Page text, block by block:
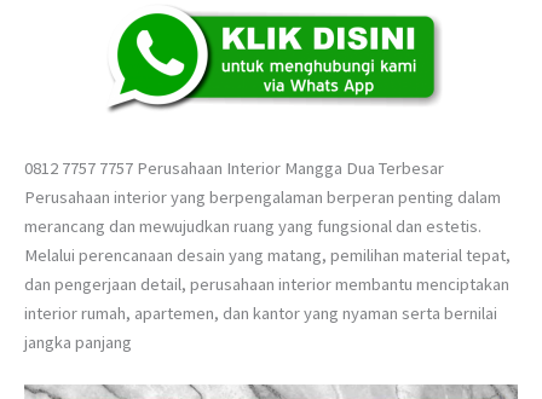
0812 7757 7757 Perusahaan Interior Mangga Dua Terbesar
Perusahaan interior yang berpengalaman berperan penting dalam
merancang dan mewujudkan ruang yang fungsional dan estetis.
Melalui perencanaan desain yang matang, pemilihan material tepat,
dan pengerjaan detail, perusahaan interior membantu menciptakan
interior rumah, apartemen, dan kantor yang nyaman serta bernilai
jangka panjang